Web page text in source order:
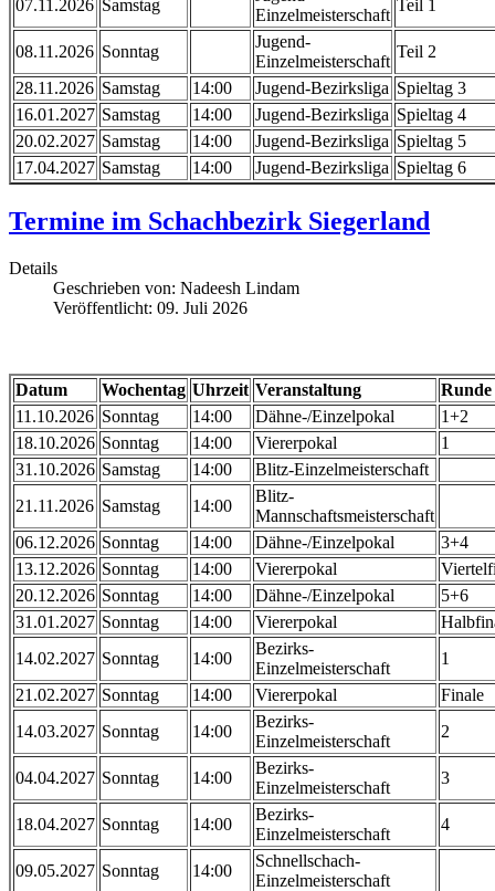
07.11.2026 Samstag
Einzelmeisterschaft
Teil 1
08.11.2026 Sonntag
Jugend-
Einzelmeisterschaft
Teil 2
28.11.2026 Samstag 14:00 Jugend-Bezirksliga Spieltag 3
16.01.2027 Samstag 14:00 Jugend-Bezirksliga Spieltag 4
20.02.2027 Samstag 14:00 Jugend-Bezirksliga Spieltag 5
17.04.2027 Samstag 14:00 Jugend-Bezirksliga Spieltag 6
Termine im Schachbezirk Siegerland
Details
Geschrieben von: Nadeesh Lindam
Veröffentlicht: 09. Juli 2026
Datum Wochentag Uhrzeit Veranstaltung
Runde
11.10.2026 Sonntag 14:00 Dähne-/Einzelpokal
1+2
18.10.2026 Sonntag 14:00 Viererpokal
1
31.10.2026 Samstag 14:00
Blitz-Einzelmeisterschaft
21.11.2026 Samstag 14:00
Blitz-
Mannschaftsmeisterschaft
06.12.2026 Sonntag 14:00 Dähne-/Einzelpokal
3+4
13.12.2026 Sonntag 14:00 Viererpokal
20.12.2026 Sonntag 14:00 Dähne-/Einzelpokal
5+6
31.01.2027 Sonntag 14:00 Viererpokal
14.02.2027 Sonntag 14:00
Bezirks-
Einzelmeisterschaft
1
21.02.2027 Sonntag 14:00 Viererpokal
Finale
14.03.2027 Sonntag 14:00
Bezirks-
Einzelmeisterschaft
2
04.04.2027 Sonntag 14:00
Bezirks-
Einzelmeisterschaft
3
18.04.2027 Sonntag 14:00
Bezirks-
Einzelmeisterschaft
4
09.05.2027 Sonntag 14:00
Schnellschach-
Einzelmeisterschaft